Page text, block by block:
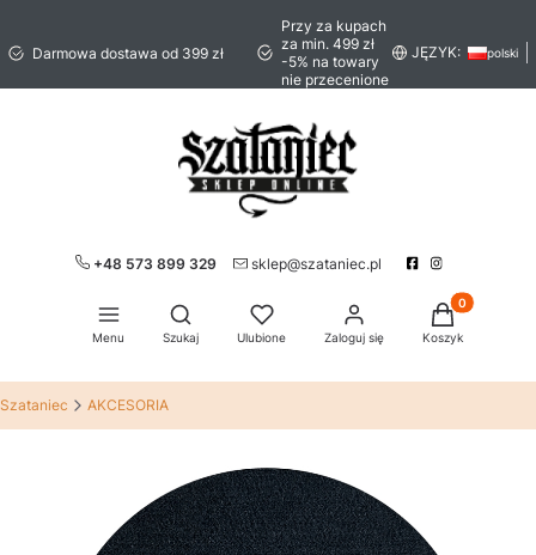
Darmowa dostawa od 399 zł
Przy za kupach
za min. 499 zł
-5% na towary
nie przecenione
JĘZYK: polski
+48 573 899 329 sklep@szataniec.pl
Menu
Otwórz wyszukiwarkę
Szukaj Ulubione Zaloguj się
Produkty w
Koszyk
Szataniec AKCESORIA